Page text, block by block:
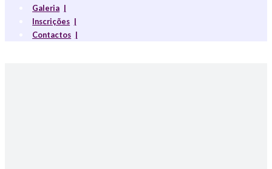
Galeria
Inscrições
Contactos